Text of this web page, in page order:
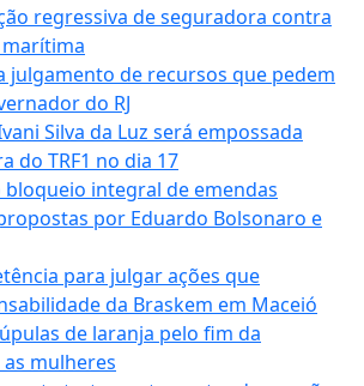
regressiva de seguradora contra
julgamento de recursos que pedem
do RJ
Silva da Luz será empossada
do TRF1 no dia 17
integral de emendas
por Eduardo Bolsonaro e
para julgar ações que
da Braskem em Maceió
de laranja pelo fim da
mulheres